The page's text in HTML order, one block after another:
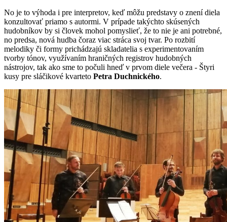
No je to výhoda i pre interpretov, keď môžu predstavy o znení diela
konzultovať priamo s autormi. V prípade takýchto skúsených
hudobníkov by si človek mohol pomyslieť, že to nie je ani potrebné,
no predsa, nová hudba čoraz viac stráca svoj tvar. Po rozbití
melodiky či formy prichádzajú skladatelia s experimentovaním
tvorby tónov, využívaním hraničných registrov hudobných
nástrojov, tak ako sme to počuli hneď v prvom diele večera - Štyri
kusy pre sláčikové kvarteto Petra Duchnického.